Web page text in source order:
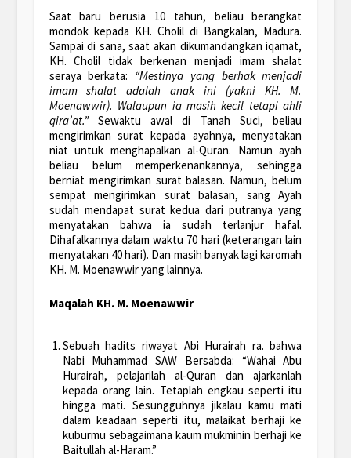
Saat baru berusia 10 tahun, beliau berangkat
mondok kepada KH. Cholil di Bangkalan, Madura.
Sampai di sana, saat akan dikumandangkan iqamat,
KH. Cholil tidak berkenan menjadi imam shalat
seraya berkata: “Mestinya yang berhak menjadi
imam shalat adalah anak ini (yakni KH. M.
Moenawwir). Walaupun ia masih kecil tetapi ahli
qira’at.” Sewaktu awal di Tanah Suci, beliau
mengirimkan surat kepada ayahnya, menyatakan
niat untuk menghapalkan al-Quran. Namun ayah
beliau belum memperkenankannya, sehingga
berniat mengirimkan surat balasan. Namun, belum
sempat mengirimkan surat balasan, sang Ayah
sudah mendapat surat kedua dari putranya yang
menyatakan bahwa ia sudah terlanjur hafal.
Dihafalkannya dalam waktu 70 hari (keterangan lain
menyatakan 40 hari). Dan masih banyak lagi karomah
KH. M. Moenawwir yang lainnya.
Maqalah KH. M. Moenawwir
Sebuah hadits riwayat Abi Hurairah ra. bahwa
Nabi Muhammad SAW Bersabda: “Wahai Abu
Hurairah, pelajarilah al-Quran dan ajarkanlah
kepada orang lain. Tetaplah engkau seperti itu
hingga mati. Sesungguhnya jikalau kamu mati
dalam keadaan seperti itu, malaikat berhaji ke
kuburmu sebagaimana kaum mukminin berhaji ke
Baitullah al-Haram.”